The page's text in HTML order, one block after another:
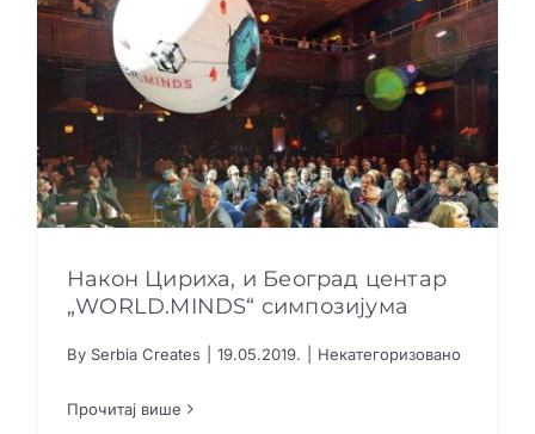
Након Цириха, и Београд центар
„WORLD.MINDS“ симпозијума
By Serbia Creates 19.05.2019. Некатегоризовано
Прочитај више